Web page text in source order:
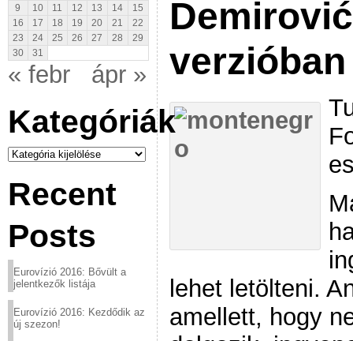
9
10 11 12 13 14
15
16
17 18 19 20 21
22
23
24 25 26 27 28
29
30
31
« febr ápr »
Kategóriák
Kategóriák
Recent
Posts
Eurovízió 2016: Bővült a
jelentkezők listája
Eurovízió 2016: Kezdődik az
új szezon!
verzióban
lehet letölteni.
amellett, hogy